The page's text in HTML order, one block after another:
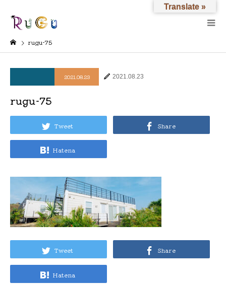
rugu-75
2021.08.23 2021.08.23
rugu-75
Tweet Share
Hatena
Tweet Share
Hatena
Translate »